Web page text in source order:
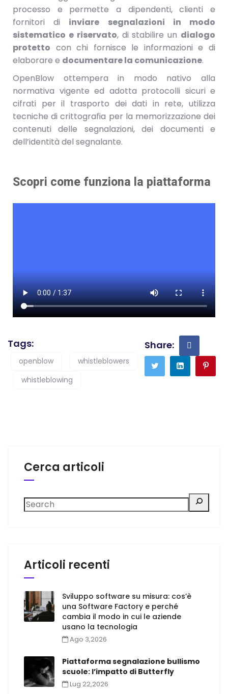
processo e permette a dipendenti, clienti e
fornitori di inviare segnalazioni in modo
sistematico e riservato, di stabilire un dialogo
protetto con chi fornisce le informazioni e di
elaborare e documentare la comunicazione.
OpenBlow ottempera in modo nativo alla
normativa vigente ed adotta protocolli sicuri e
cifrati per il trasporto dei dati in rete, utilizza
tecniche di crittografia per la memorizzazione dei
contenuti delle segnalazioni, dei documenti e
dell’identità del segnalante.
Scopri come funziona la piattaforma
Tags:
openblow
whistleblowers
whistleblowing
Share:
Cerca articoli
Articoli recenti
Sviluppo software su misura: cos’è
una Software Factory e perché
cambia il modo in cui le aziende
usano la tecnologia
Ago 3,2026
Piattaforma segnalazione bullismo
scuole: l’impatto di Butterfly
Lug 22,2026